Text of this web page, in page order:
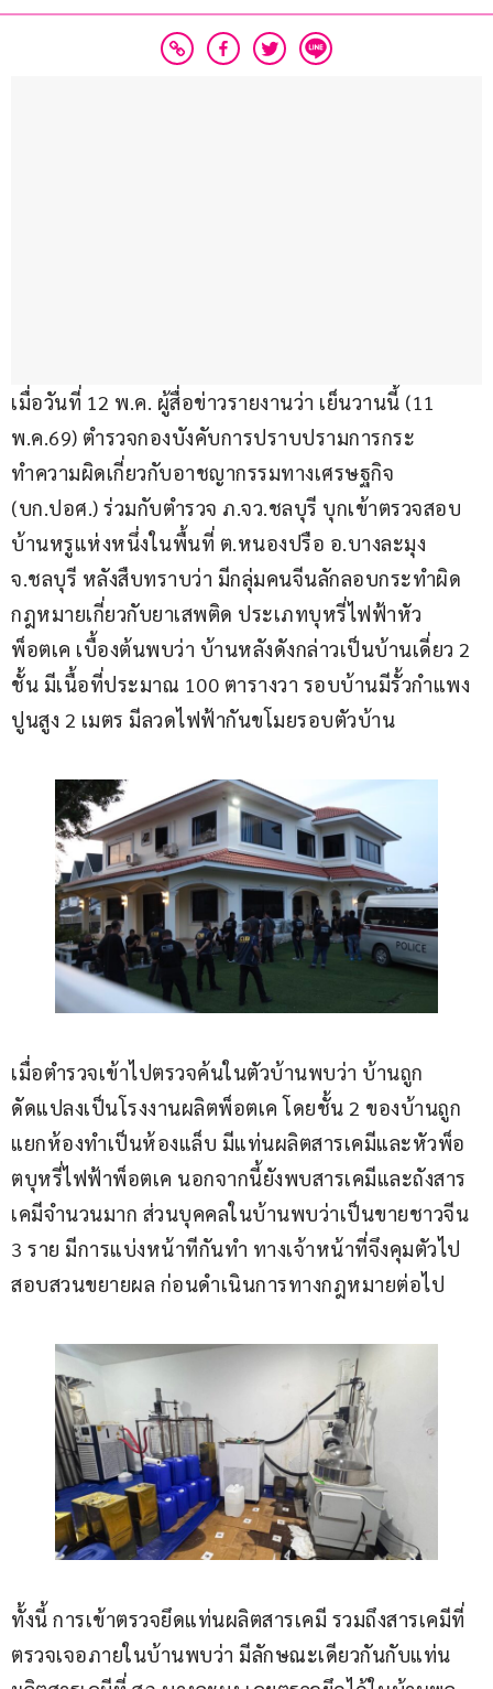
เมื่อวันที่ 12 พ.ค. ผู้สื่อข่าวรายงานว่า เย็นวานนี้ (11
พ.ค.69) ตำรวจกองบังคับการปราบปรามการกระ
ทำความผิดเกี่ยวกับอาชญากรรมทางเศรษฐกิจ
(บก.ปอศ.) ร่วมกับตำรวจ ภ.จว.ชลบุรี บุกเข้าตรวจสอบ
บ้านหรูแห่งหนึ่งในพื้นที่ ต.หนองปรือ อ.บางละมุง
จ.ชลบุรี หลังสืบทราบว่า มีกลุ่มคนจีนลักลอบกระทำผิด
กฎหมายเกี่ยวกับยาเสพติด ประเภทบุหรี่ไฟฟ้าหัว
พ็อตเค เบื้องต้นพบว่า บ้านหลังดังกล่าวเป็นบ้านเดี่ยว 2
ชั้น มีเนื้อที่ประมาณ 100 ตารางวา รอบบ้านมีรั้วกำแพง
ปูนสูง 2 เมตร มีลวดไฟฟ้ากันขโมยรอบตัวบ้าน
เมื่อตำรวจเข้าไปตรวจค้นในตัวบ้านพบว่า บ้านถูก
ดัดแปลงเป็นโรงงานผลิตพ็อตเค โดยชั้น 2 ของบ้านถูก
แยกห้องทำเป็นห้องแล็บ มีแท่นผลิตสารเคมีและหัวพ็อ
ตบุหรี่ไฟฟ้าพ็อตเค นอกจากนี้ยังพบสารเคมีและถังสาร
เคมีจำนวนมาก ส่วนบุคคลในบ้านพบว่าเป็นขายชาวจีน
3 ราย มีการแบ่งหน้าทีกันทำ ทางเจ้าหน้าที่จึงคุมตัวไป
สอบสวนขยายผล ก่อนดำเนินการทางกฎหมายต่อไป
ทั้งนี้ การเข้าตรวจยึดแท่นผลิตสารเคมี รวมถึงสารเคมีที่
ตรวจเจอภายในบ้านพบว่า มีลักษณะเดียวกันกับแท่น